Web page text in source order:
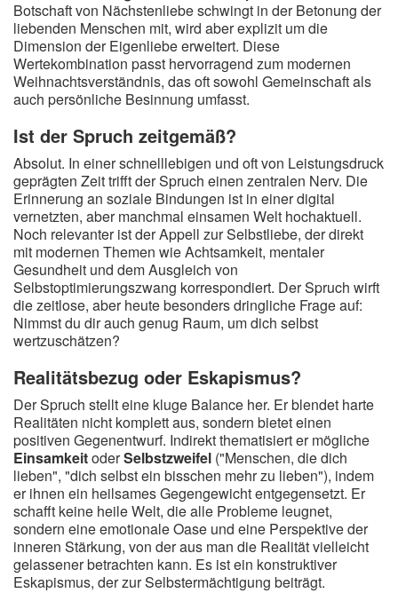
Botschaft von Nächstenliebe schwingt in der Betonung der
liebenden Menschen mit, wird aber explizit um die
Dimension der Eigenliebe erweitert. Diese
Wertekombination passt hervorragend zum modernen
Weihnachtsverständnis, das oft sowohl Gemeinschaft als
auch persönliche Besinnung umfasst.
Ist der Spruch zeitgemäß?
Absolut. In einer schnelllebigen und oft von Leistungsdruck
geprägten Zeit trifft der Spruch einen zentralen Nerv. Die
Erinnerung an soziale Bindungen ist in einer digital
vernetzten, aber manchmal einsamen Welt hochaktuell.
Noch relevanter ist der Appell zur Selbstliebe, der direkt
mit modernen Themen wie Achtsamkeit, mentaler
Gesundheit und dem Ausgleich von
Selbstoptimierungszwang korrespondiert. Der Spruch wirft
die zeitlose, aber heute besonders dringliche Frage auf:
Nimmst du dir auch genug Raum, um dich selbst
wertzuschätzen?
Realitätsbezug oder Eskapismus?
Der Spruch stellt eine kluge Balance her. Er blendet harte
Realitäten nicht komplett aus, sondern bietet einen
positiven Gegenentwurf. Indirekt thematisiert er mögliche
EinsamkeitoderSelbstzweifel ("Menschen, die dich
lieben", "dich selbst ein bisschen mehr zu lieben"), indem
er ihnen ein heilsames Gegengewicht entgegensetzt. Er
schafft keine heile Welt, die alle Probleme leugnet,
sondern eine emotionale Oase und eine Perspektive der
inneren Stärkung, von der aus man die Realität vielleicht
gelassener betrachten kann. Es ist ein konstruktiver
Eskapismus, der zur Selbstermächtigung beiträgt.